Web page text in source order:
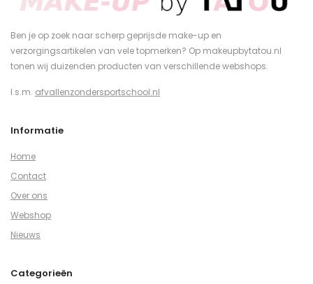
Ben je op zoek naar scherp geprijsde make-up en
verzorgingsartikelen van vele topmerken? Op makeupbytatou.nl
tonen wij duizenden producten van verschillende webshops.
I.s.m. afvallenzondersportschool.nl
Informatie
Home
Contact
Over ons
Webshop
Nieuws
Categorieën